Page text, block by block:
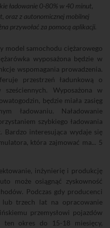
ładowanie 0-80% w 40 minut,
oraz z autonomicznej mobilnej
przywołać za pomocą aplikacji.
model samochodu ciężarowego
wyposażona będzie w
wspomagania prowadzenia.
przestrzeń ładunkową o
Wyposażona w
będzie miała zasięg
ładowaniu. Naładowanie
szybkiego ładowania
interesująca wydaje się
która zajmować ma... 5
inżynierię i produkcję
może osiągnąć zyskowność
Podczas gdy producenci
lub trzech lat na opracowanie
przemysłowi pojazdów
ten okres do 15-18 miesięcy,